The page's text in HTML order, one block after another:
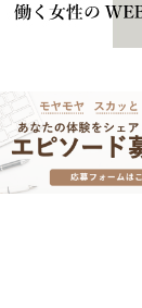
tend Editorial Team